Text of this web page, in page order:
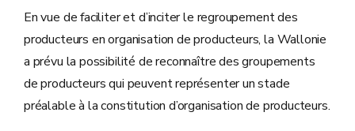
En vue de faciliter et d’inciter le regroupement des
producteurs en organisation de producteurs, la Wallonie
a prévu la possibilité de reconnaître des groupements
de producteurs qui peuvent représenter un stade
préalable à la constitution d’organisation de producteurs.